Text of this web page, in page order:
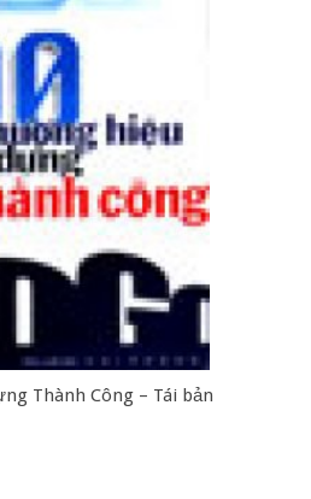
Thành Công – Tái bản